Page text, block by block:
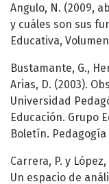
Angulo, N. (2009,
y cuáles son sus
Educativa,
Bustamante, G.,
Arias, D. (2003).
Universidad
Educación. Grupo
Boletín. Pedagogía
Carrera, P. y
Un espacio de